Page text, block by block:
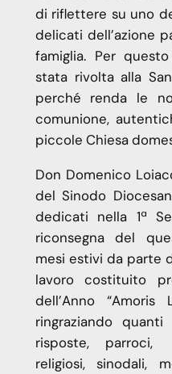
di riflettere su uno
delicati dell’azione
famiglia. Per
stata rivolta alla
perché renda le
comunione,
piccole Chiesa
Don Domenico
del Sinodo
dedicati nella 1ª
riconsegna del
mesi estivi da parte
lavoro costituito
dell’Anno “Amoris
ringraziando
risposte,
religiosi, sinodali,